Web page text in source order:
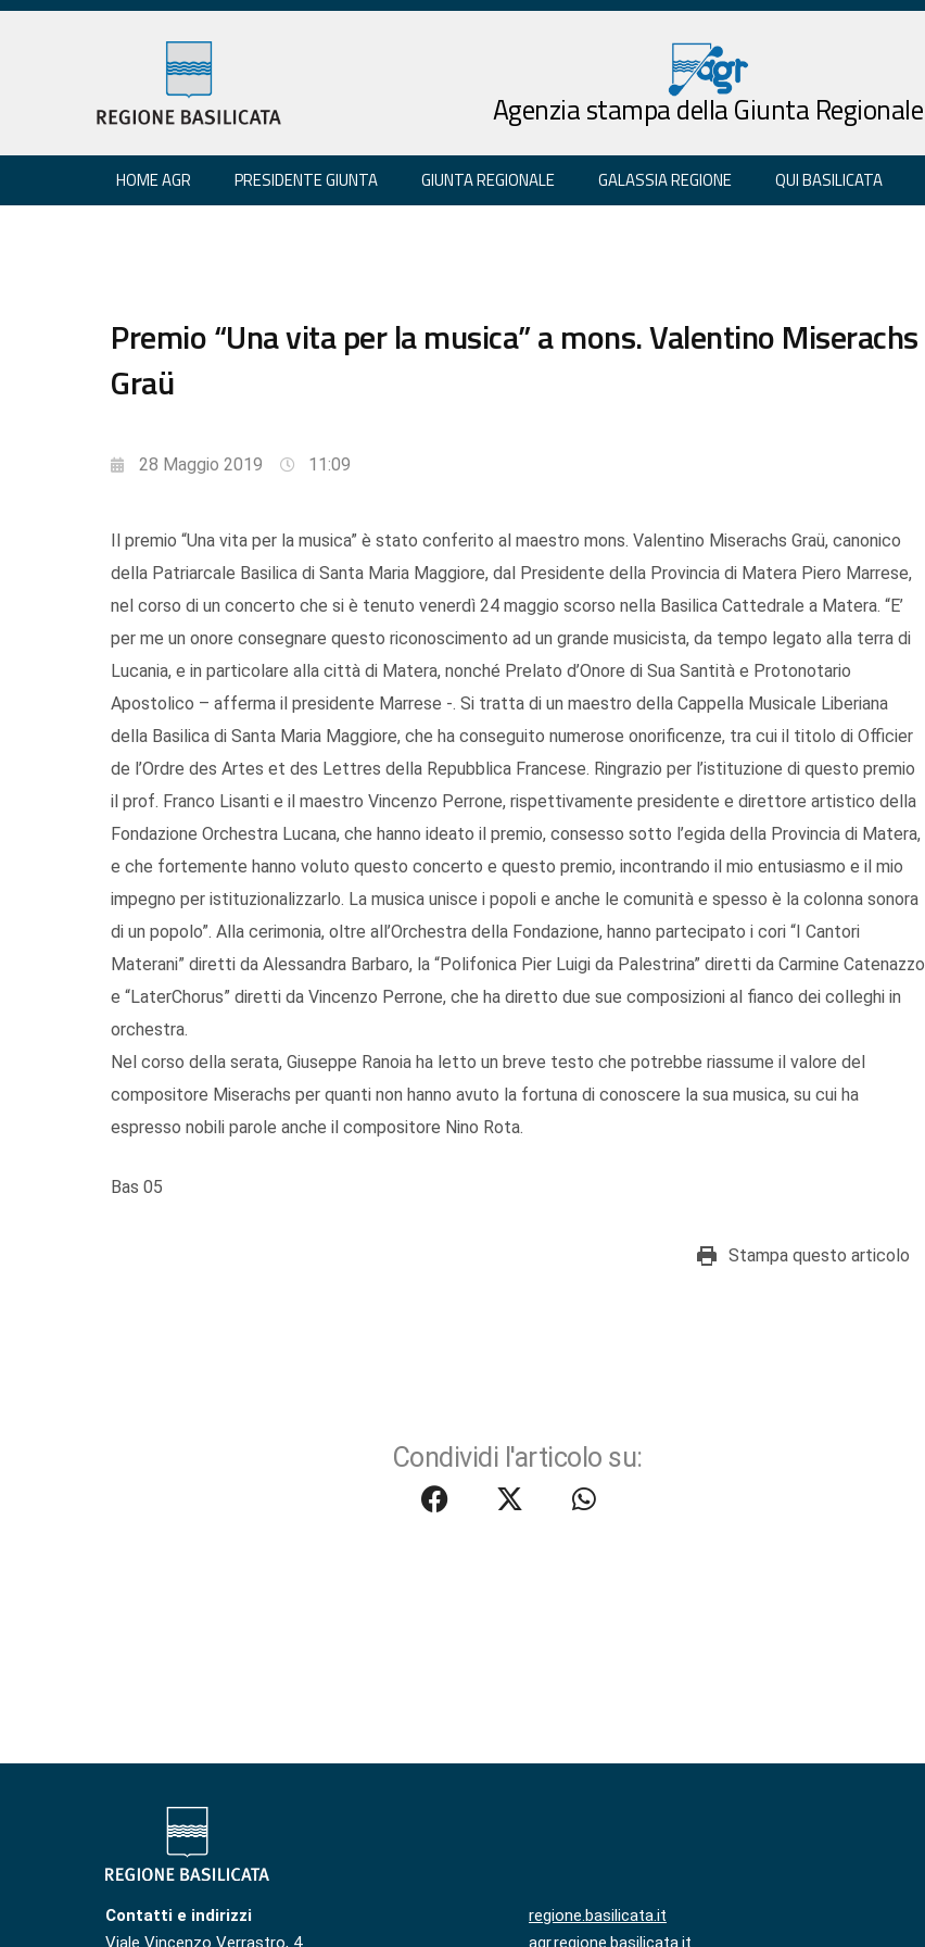
Agenzia stampa della Giunta Regionale
HOME AGR PRESIDENTE GIUNTA GIUNTA REGIONALE GALASSIA REGIONE QUI BASILICATA
Premio “Una vita per la musica” a mons. Valentino Miserachs
Graü
28 Maggio 2019 11:09
Il premio “Una vita per la musica” è stato conferito al maestro mons. Valentino Miserachs Graü, canonico
della Patriarcale Basilica di Santa Maria Maggiore, dal Presidente della Provincia di Matera Piero Marrese,
nel corso di un concerto che si è tenuto venerdì 24 maggio scorso nella Basilica Cattedrale a Matera. “E’
per me un onore consegnare questo riconoscimento ad un grande musicista, da tempo legato alla terra di
Lucania, e in particolare alla città di Matera, nonché Prelato d’Onore di Sua Santità e Protonotario
Apostolico – afferma il presidente Marrese -. Si tratta di un maestro della Cappella Musicale Liberiana
della Basilica di Santa Maria Maggiore, che ha conseguito numerose onorificenze, tra cui il titolo di Officier
de l’Ordre des Artes et des Lettres della Repubblica Francese. Ringrazio per l’istituzione di questo premio
il prof. Franco Lisanti e il maestro Vincenzo Perrone, rispettivamente presidente e direttore artistico della
Fondazione Orchestra Lucana, che hanno ideato il premio, consesso sotto l’egida della Provincia di Matera,
e che fortemente hanno voluto questo concerto e questo premio, incontrando il mio entusiasmo e il mio
impegno per istituzionalizzarlo. La musica unisce i popoli e anche le comunità e spesso è la colonna sonora
di un popolo”. Alla cerimonia, oltre all’Orchestra della Fondazione, hanno partecipato i cori “I Cantori
Materani” diretti da Alessandra Barbaro, la “Polifonica Pier Luigi da Palestrina” diretti da Carmine Catenazzo
e “LaterChorus” diretti da Vincenzo Perrone, che ha diretto due sue composizioni al fianco dei colleghi in
orchestra.
Nel corso della serata, Giuseppe Ranoia ha letto un breve testo che potrebbe riassume il valore del
compositore Miserachs per quanti non hanno avuto la fortuna di conoscere la sua musica, su cui ha
espresso nobili parole anche il compositore Nino Rota.
Bas 05
Stampa questo articolo
Condividi l'articolo su:
Contatti e indirizzi
Viale Vincenzo Verrastro, 4
regione.basilicata.it
agr.regione.basilicata.it